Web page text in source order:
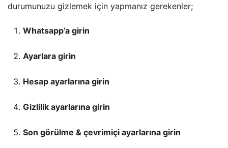
durumunuzu gizlemek için yapmanız gerekenler;
Whatsapp’a girin
Ayarlara girin
Hesap ayarlarına girin
Gizlilik ayarlarına girin
Son görülme & çevrimiçi ayarlarına girin